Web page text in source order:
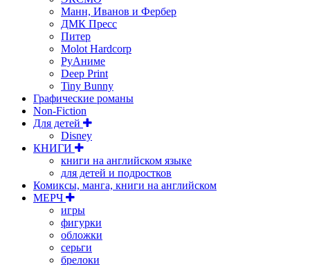
Манн, Иванов и Фербер
ДМК Пресс
Питер
Molot Hardcorp
РуАниме
Deep Print
Tiny Bunny
Графические романы
Non-Fiction
Для детей
Disney
КНИГИ
книги на английском языке
для детей и подростков
Комиксы, манга, книги на английском
МЕРЧ
игры
фигурки
обложки
серьги
брелоки